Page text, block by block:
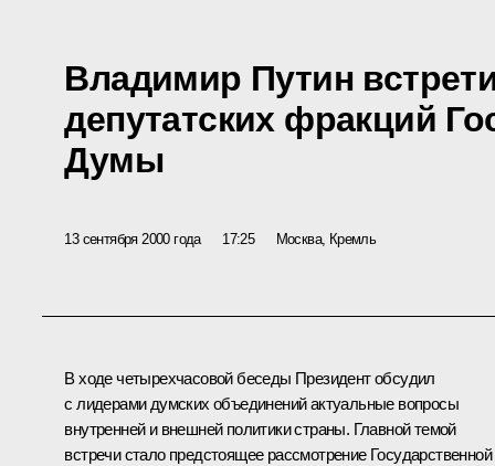
Владимир Путин
депутатских фракций
Думы
13 сентября 2000 года 17:25 Москва, Кремль
В ходе четырехчасовой беседы Президент обсудил
с лидерами думских объединений актуальные вопросы
внутренней и внешней политики страны. Главной темой
встречи стало предстоящее рассмотрение Государственной